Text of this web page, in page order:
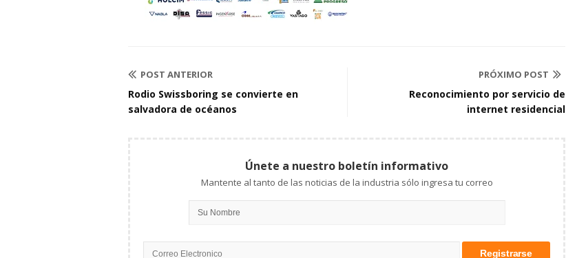
POST ANTERIOR
Rodio Swissboring se convierte en
salvadora de océanos
PRÓXIMO POST
Reconocimiento por servicio de
internet residencial
Únete a nuestro boletín informativo
Mantente al tanto de las noticias de la industria sólo ingresa tu correo